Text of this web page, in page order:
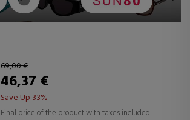
69,00 €
46,37 €
Save Up 33%
Final price of the product with taxes included